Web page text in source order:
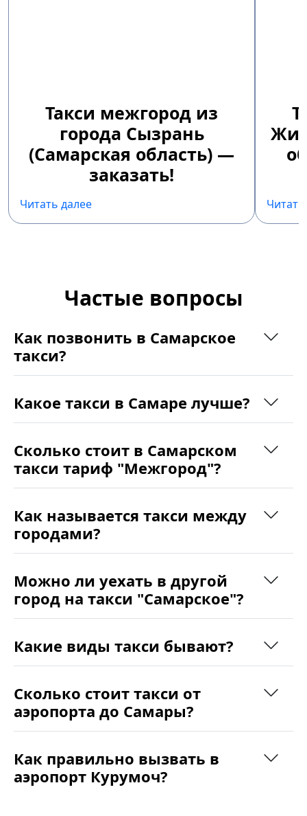
Такси межгород из
города Сызрань
(Самарская область) —
заказать!
Читать далее
Частые вопросы
Как позвонить в Самарское
такси?
Какое такси в Самаре лучше?
Сколько стоит в Самарском
такси тариф "Межгород"?
Как называется такси между
городами?
Можно ли уехать в другой
город на такси "Самарское"?
Какие виды такси бывают?
Сколько стоит такси от
аэропорта до Самары?
Как правильно вызвать в
аэропорт Курумоч?